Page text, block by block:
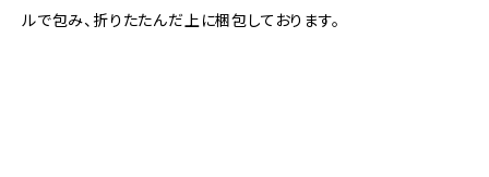
ルで包み、折りたたんだ上に梱包しております。